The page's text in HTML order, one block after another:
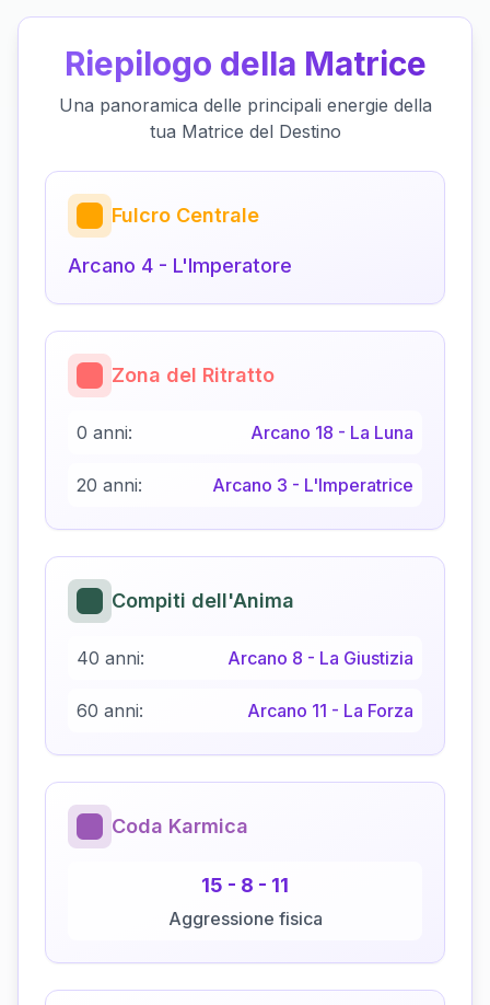
Riepilogo della Matrice
Una panoramica delle principali energie della
tua Matrice del Destino
Fulcro Centrale
Arcano 4 - L'Imperatore
Zona del Ritratto
0 anni: Arcano 18 - La Luna
20 anni: Arcano 3 - L'Imperatrice
Compiti dell'Anima
40 anni: Arcano 8 - La Giustizia
60 anni: Arcano 11 - La Forza
Coda Karmica
15 - 8 - 11
Aggressione fisica